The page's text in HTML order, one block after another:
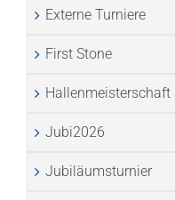
Externe Turniere
First Stone
Hallenmeisterschaft
Jubi2026
Jubiläumsturnier